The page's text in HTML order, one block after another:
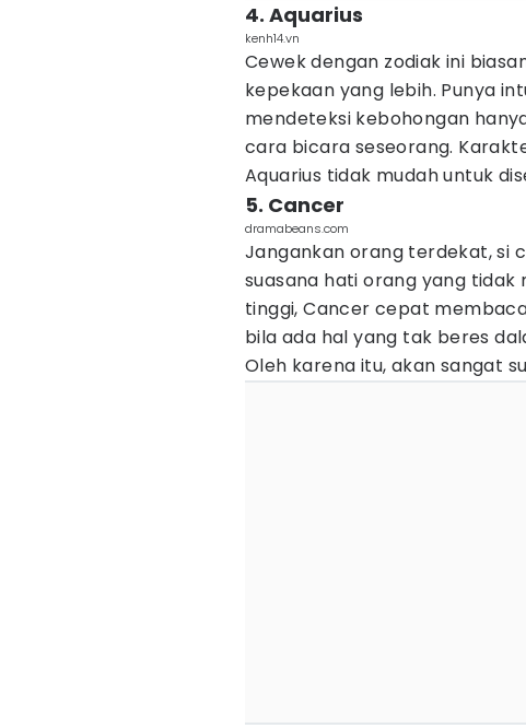
4. Aquarius
kenh14.vn
Cewek dengan zodiak ini
kepekaan yang lebih. Punya
mendeteksi kebohongan
cara bicara seseorang.
Aquarius tidak mudah untuk
5. Cancer
dramabeans.com
Jangankan orang terdekat, si
suasana hati orang yang tidak
tinggi, Cancer cepat
bila ada hal yang tak beres
Oleh karena itu, akan sangat